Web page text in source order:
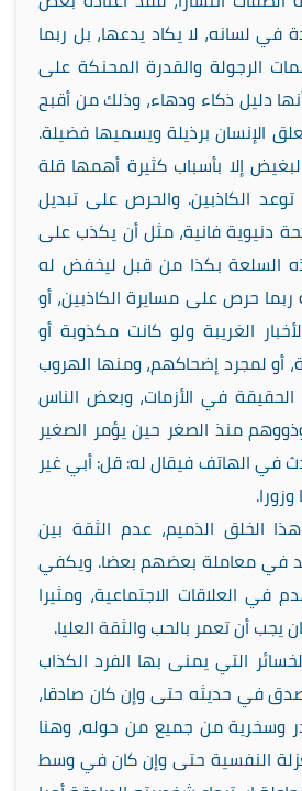
في لسانه، لا يكاد يدعها، بل ربما
الرجولة والقدرة المحنكة على
دليل ذكاء ودهاء، وذلك من أقبح
الإنسان برذيلة ويسميها فضيلة.
إلا بأسباب كثيرة أهمها قلة
الكاذبين. والحرص على تبديل
دنيوية فانية، مثل أن يكذب على
السلعة بكذا من قبل ليخفض له
حرص على مسايرة الكاذبين، أو
الغريبة ولو كانت مكذوبة أو
أو لمجرد إضحاكهم، ومنها الهروب
في الأزمات، وبعض الناس
منذ الصغر حين يؤمر الصغير
في الهاتف فيقال له: قل: أبي غير
الخلق الذميم، عدم الثقة بين
في معاملة بعضهم بعضا. ويكفي
العلاقات الاجتماعية، ومثيرا
أن تعمر بالحب والثقة العليا.
التي يمنى بها الفرد الكذاب
في حديثه حتى وإن كان صادقا،
وسخرية من جميع من حوله، وهنا
النفسية حتى وإن كان في وسط